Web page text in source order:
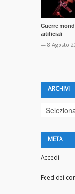
Guerre
artificiali
— 8 Agosto
ARCHIVI
Archivi
META
Accedi
Feed dei